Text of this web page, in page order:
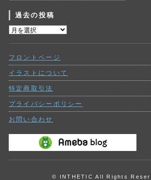
ゴ
リ
ー
過去の投稿
過
投
稿
フロントページ
イラストについて
特定商取引法
プライバシーポリシー
お問い合わせ
© INTHETIC All Rights